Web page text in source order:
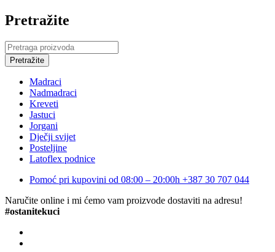
Pretražite
Madraci
Nadmadraci
Kreveti
Jastuci
Jorgani
Dječji svijet
Posteljine
Latoflex podnice
Pomoć pri kupovini od 08:00 – 20:00h +387 30 707 044
Naručite online i mi ćemo vam proizvode dostaviti na adresu!
#ostanitekuci